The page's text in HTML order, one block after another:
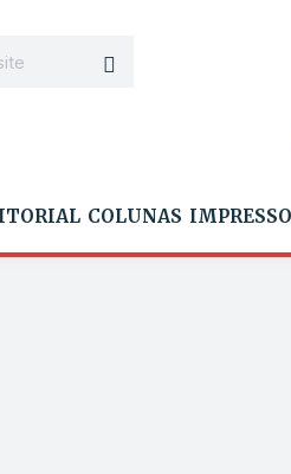
COLUNAS IMPRESSO